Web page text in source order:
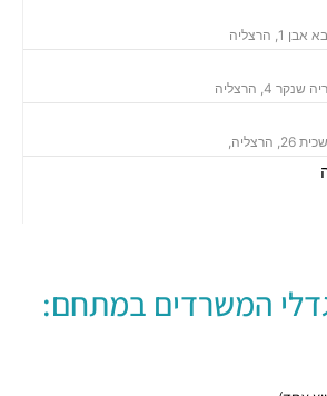
1, הרצליה
שנקר 4, הרצליה
26, הרצליה,
המשרדים במתחם: